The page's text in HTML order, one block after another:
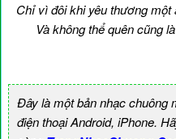
Chỉ vì đôi khi yêu thương một
Và không thể quên cũng
Đây là một bản nhạc chuông
điện thoại Android, iPhone.